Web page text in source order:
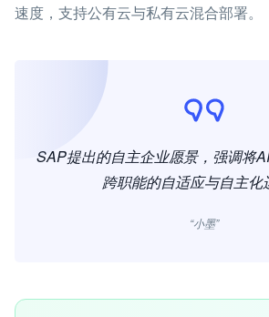
速度，支持公有云与私有云混合部署。
SAP提出的自主企业愿景，强调将
跨职能的自适应与自主化
“小墨”